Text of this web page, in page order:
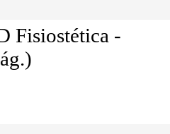
Fisiostética -